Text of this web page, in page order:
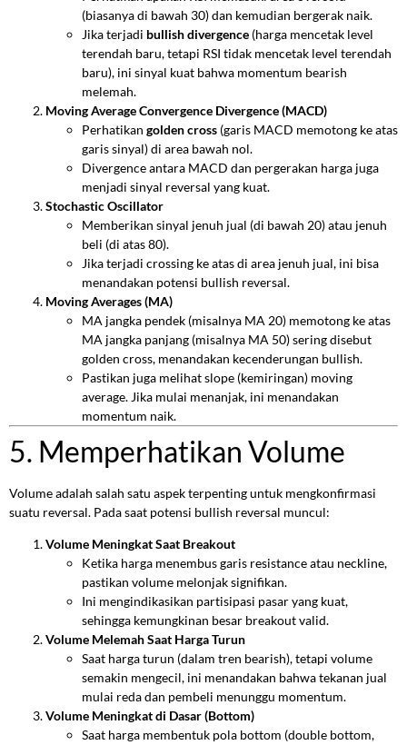
(biasanya di bawah 30) dan kemudian bergerak naik.
Jika terjadi bullish divergence (harga mencetak level
terendah baru, tetapi RSI tidak mencetak level terendah
baru), ini sinyal kuat bahwa momentum bearish
melemah.
Moving Average Convergence Divergence (MACD)
Perhatikan golden cross (garis MACD memotong ke atas
garis sinyal) di area bawah nol.
Divergence antara MACD dan pergerakan harga juga
menjadi sinyal reversal yang kuat.
Stochastic Oscillator
Memberikan sinyal jenuh jual (di bawah 20) atau jenuh
beli (di atas 80).
Jika terjadi crossing ke atas di area jenuh jual, ini bisa
menandakan potensi bullish reversal.
Moving Averages (MA)
MA jangka pendek (misalnya MA 20) memotong ke atas
MA jangka panjang (misalnya MA 50) sering disebut
golden cross, menandakan kecenderungan bullish.
Pastikan juga melihat slope (kemiringan) moving
average. Jika mulai menanjak, ini menandakan
momentum naik.
5. Memperhatikan Volume
Volume adalah salah satu aspek terpenting untuk mengkonfirmasi
suatu reversal. Pada saat potensi bullish reversal muncul:
Volume Meningkat Saat Breakout
Ketika harga menembus garis resistance atau neckline,
pastikan volume melonjak signifikan.
Ini mengindikasikan partisipasi pasar yang kuat,
sehingga kemungkinan besar breakout valid.
Volume Melemah Saat Harga Turun
Saat harga turun (dalam tren bearish), tetapi volume
semakin mengecil, ini menandakan bahwa tekanan jual
mulai reda dan pembeli menunggu momentum.
Volume Meningkat di Dasar (Bottom)
Saat harga membentuk pola bottom (double bottom,